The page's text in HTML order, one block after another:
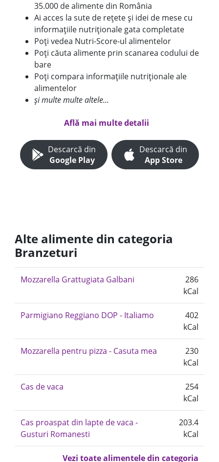
35.000 de alimente din România
Ai acces la sute de rețete și idei de mese cu
informațiile nutriționale gata completate
Poți vedea Nutri-Score-ul alimentelor
Poți căuta alimente prin scanarea codului de
bare
Poți compara informațiile nutriționale ale
alimentelor
și multe multe altele...
Află mai multe detalii
Descarcă din
Google Play
Descarcă din
App Store
Alte alimente din categoria
Branzeturi
Mozzarella Grattugiata Galbani
286
kCal
Parmigiano Reggiano DOP - Italiamo
402
kCal
Mozzarella pentru pizza - Casuta mea
230
kCal
Cas de vaca
254
kCal
Cas proaspat din lapte de vaca -
Gusturi Romanesti
203.4
kCal
Vezi toate alimentele din categoria